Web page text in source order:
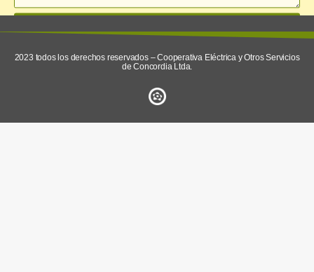
2023 todos los derechos reservados – Cooperativa Eléctrica y Otros Servicios
de Concordia Ltda.